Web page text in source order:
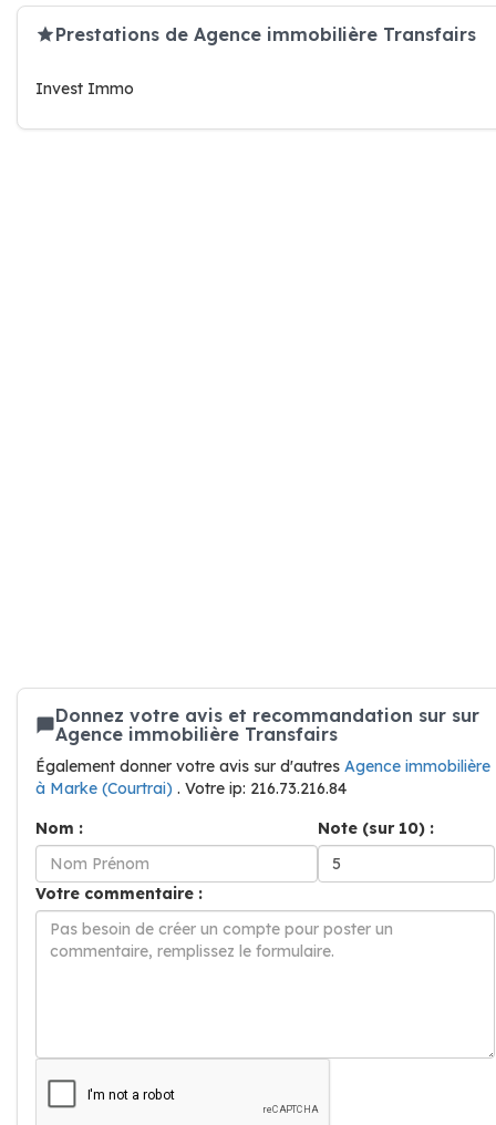
Prestations de Agence immobilière Transfairs
Invest Immo
Donnez votre avis et recommandation sur sur
Agence immobilière Transfairs
Également donner votre avis sur d'autres Agence immobilière
à Marke (Courtrai) . Votre ip: 216.73.216.84
Nom :
Note (sur 10) :
Votre commentaire :